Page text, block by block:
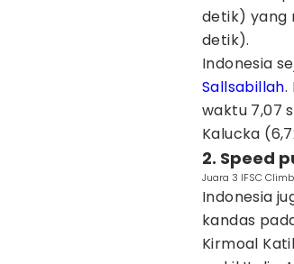
detik) yang
detik).
Indonesia
Sallsabillah.
waktu 7,07
Kalucka
2. Speed
Juara 3 IFSC
Indonesia
kandas
Kirmoal